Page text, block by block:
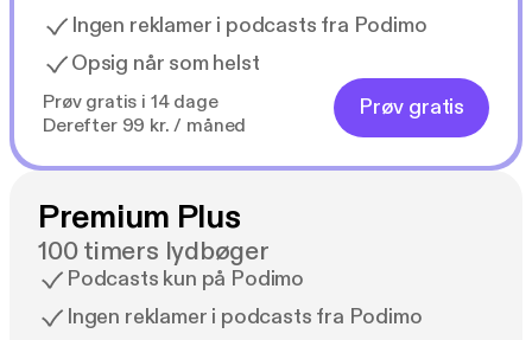
Ingen reklamer i podcasts fra Podimo
Opsig når som helst
Prøv gratis i 14 dage
Derefter 99 kr. / måned
Prøv gratis
Premium Plus
100 timers lydbøger
Podcasts kun på Podimo
Ingen reklamer i podcasts fra Podimo